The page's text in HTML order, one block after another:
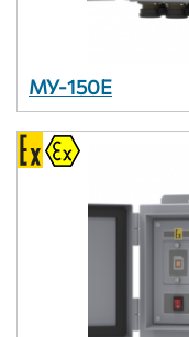
МУ-150Е